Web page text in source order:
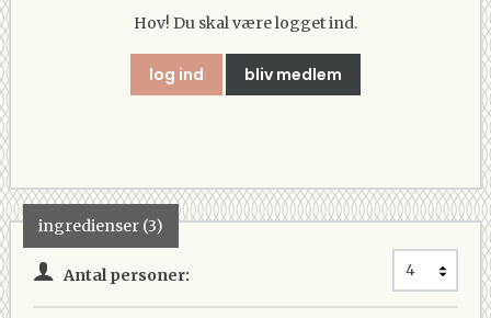
Hov! Du skal være logget ind.
log ind bliv medlem
ingredienser (3)
Antal personer: